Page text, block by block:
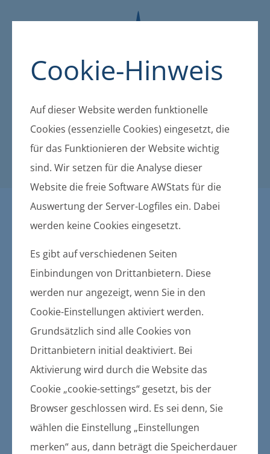
Cookie-Hinweis
Auf dieser Website werden funktionelle
Cookies (essenzielle Cookies) eingesetzt, die
für das Funktionieren der Website wichtig
sind. Wir setzen für die Analyse dieser
Website die freie Software AWStats für die
Auswertung der Server-Logfiles ein. Dabei
werden keine Cookies eingesetzt.
Es gibt auf verschiedenen Seiten
Einbindungen von Drittanbietern. Diese
werden nur angezeigt, wenn Sie in den
Cookie-Einstellungen aktiviert werden.
Grundsätzlich sind alle Cookies von
Drittanbietern initial deaktiviert. Bei
Aktivierung wird durch die Website das
Cookie „cookie-settings“ gesetzt, bis der
Browser geschlossen wird. Es sei denn, Sie
wählen die Einstellung „Einstellungen
merken“ aus, dann beträgt die Speicherdauer
Öffentliche Bekanntmachu
ngen der amtsangehörigen
Gemeinden und des Amtes
Bekanntmachung der Stadt
Gützkow zum Beschluss der
Stadtvertretung Nr. 2015/104
vom 22.10.2015 über die
Aufstellung des
Bebauungsplanes Nr. 12
"Wohngebiet Seeblick" in der
Stadt Gützkow